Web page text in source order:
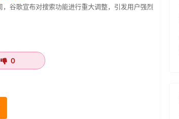
谷歌宣布对搜索功能进行重大调整，引发用户强烈
0